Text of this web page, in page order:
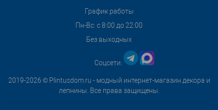
2019-2026 © Plintusdom.ru - модный интернет-магазин декора и
лепнины. Все права защищены.
График работы
Пн-Вс: с 8:00 до 22:00
Без выходных
Соцсети: